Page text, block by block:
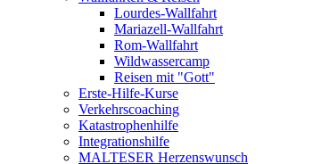
Lourdes-Wallfahrt
Mariazell-Wallfahrt
Rom-Wallfahrt
Wildwassercamp
Reisen mit "Gott"
Erste-Hilfe-Kurse
Verkehrscoaching
Katastrophenhilfe
Integrationshilfe
MALTESER Herzenswunsch